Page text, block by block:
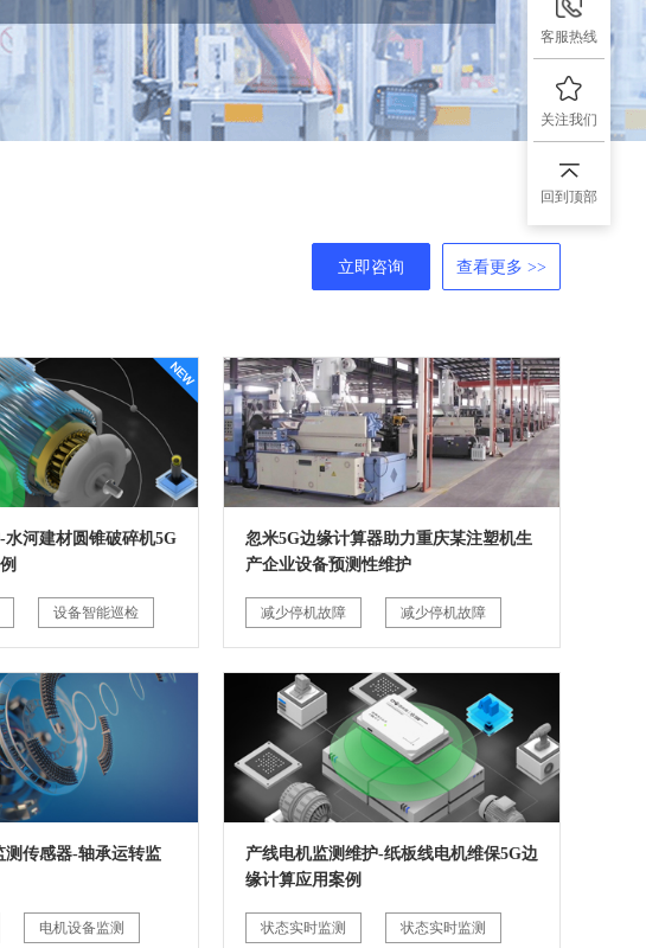
立即咨询 查看更多 >>
水河建材圆锥破碎机5G
设备智能巡检
忽米5G边缘计算器助力重庆某注塑机生
产企业设备预测性维护
减少停机故障 减少停机故障
测传感器-轴承运转监
电机设备监测
产线电机监测维护-纸板线电机维保5G边
缘计算应用案例
状态实时监测 状态实时监测
客服热线
关注我们
回到顶部